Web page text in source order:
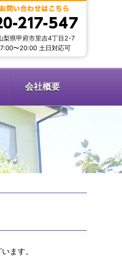
県甲府市里吉4丁目2-7
7:00〜20:00 土日対応可
会社概要
ます。